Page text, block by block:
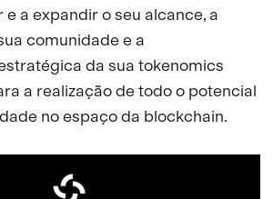
a expandir o seu alcance, a
comunidade e a
da sua tokenomics
a realização de todo o potencial
no espaço da blockchain.